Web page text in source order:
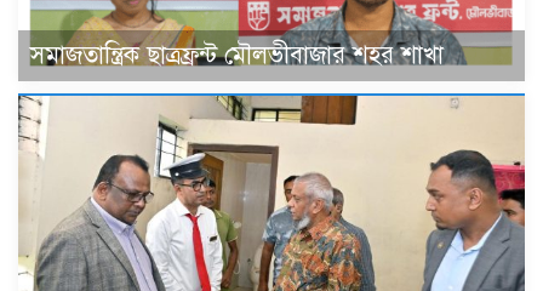
সমাজতান্ত্রিক ছাত্রফ্রন্ট মৌলভীবাজার শহর শাখা